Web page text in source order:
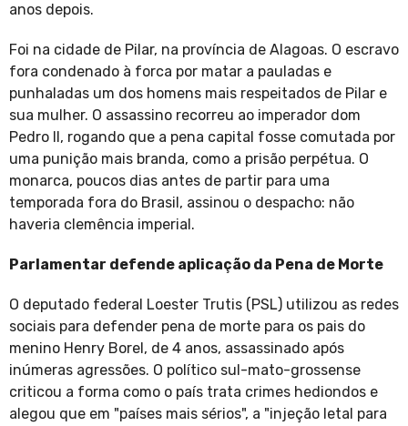
anos depois.
Foi na cidade de Pilar, na província de Alagoas. O escravo
fora condenado à forca por matar a pauladas e
punhaladas um dos homens mais respeitados de Pilar e
sua mulher. O assassino recorreu ao imperador dom
Pedro II, rogando que a pena capital fosse comutada por
uma punição mais branda, como a prisão perpétua. O
monarca, poucos dias antes de partir para uma
temporada fora do Brasil, assinou o despacho: não
haveria clemência imperial.
Parlamentar defende aplicação da Pena de Morte
O deputado federal Loester Trutis (PSL) utilizou as redes
sociais para defender pena de morte para os pais do
menino Henry Borel, de 4 anos, assassinado após
inúmeras agressões. O político sul-mato-grossense
criticou a forma como o país trata crimes hediondos e
alegou que em "países mais sérios", a "injeção letal para